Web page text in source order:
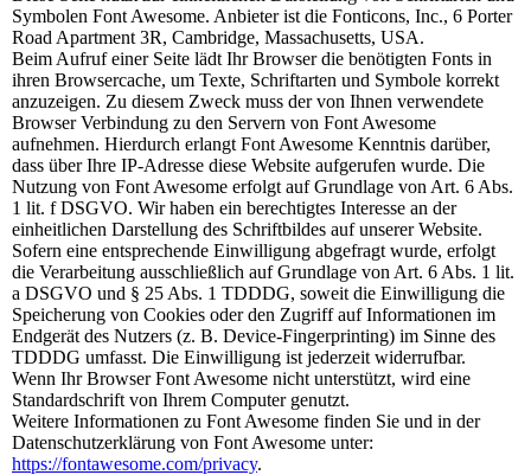
Symbolen Font Awesome. Anbieter ist die Fonticons, Inc., 6 Porter
Road Apartment 3R, Cambridge, Massachusetts, USA.
Beim Aufruf einer Seite lädt Ihr Browser die benötigten Fonts in
ihren Browsercache, um Texte, Schriftarten und Symbole korrekt
anzuzeigen. Zu diesem Zweck muss der von Ihnen verwendete
Browser Verbindung zu den Servern von Font Awesome
aufnehmen. Hierdurch erlangt Font Awesome Kenntnis darüber,
dass über Ihre IP-Adresse diese Website aufgerufen wurde. Die
Nutzung von Font Awesome erfolgt auf Grundlage von Art. 6 Abs.
1 lit. f DSGVO. Wir haben ein berechtigtes Interesse an der
einheitlichen Darstellung des Schriftbildes auf unserer Website.
Sofern eine entsprechende Einwilligung abgefragt wurde, erfolgt
die Verarbeitung ausschließlich auf Grundlage von Art. 6 Abs. 1 lit.
a DSGVO und § 25 Abs. 1 TDDDG, soweit die Einwilligung die
Speicherung von Cookies oder den Zugriff auf Informationen im
Endgerät des Nutzers (z. B. Device-Fingerprinting) im Sinne des
TDDDG umfasst. Die Einwilligung ist jederzeit widerrufbar.
Wenn Ihr Browser Font Awesome nicht unterstützt, wird eine
Standardschrift von Ihrem Computer genutzt.
Weitere Informationen zu Font Awesome finden Sie und in der
Datenschutzerklärung von Font Awesome unter:
https://fontawesome.com/privacy.